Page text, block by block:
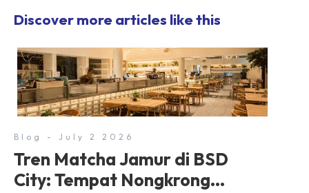
Discover more articles like this
Blog - July 2 2026
Tren Matcha Jamur di BSD
City: Tempat Nongkrong